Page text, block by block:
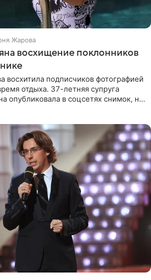
Жарова
восхищение поклонников
восхитила подписчиков фотографией
отдыха. 37-летняя супруга
опубликовала в соцсетях снимок, на